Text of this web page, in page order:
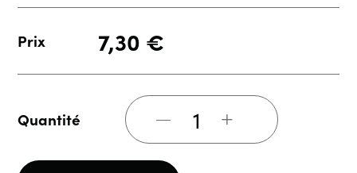
Prix 7,30 €
Quantité +